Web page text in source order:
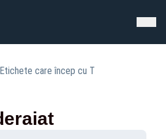
Etichete care încep cu T